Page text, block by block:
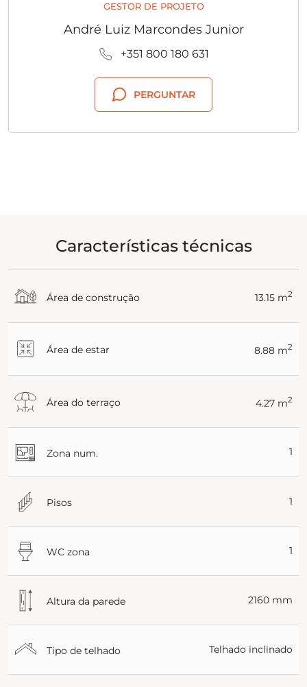
GESTOR DE PROJETO
André Luiz Marcondes Junior
+351 800 180 631
PERGUNTAR
Características técnicas
Área de construção 13.15 m2
Área de estar 8.88 m2
Área do terraço 4.27 m2
Zona num. 1
Pisos 1
WC zona 1
Altura da parede 2160 mm
Tipo de telhado Telhado inclinado